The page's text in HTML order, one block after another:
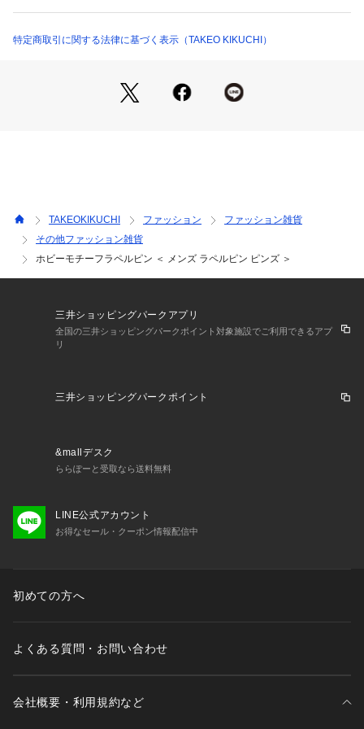
特定商取引に関する法律に基づく表示（TAKEO KIKUCHI）
TAKEOKIKUCHI ファッション
ファッション雑貨
その他ファッション雑貨
ホビーモチーフラペルピン ＜ メンズ ラペルピン ピンズ ＞
三井ショッピングパークアプリ
全国の三井ショッピングパークポイント対象施設でご利用できるアプ
リ
三井ショッピングパークポイント
&mallデスク
ららぽーと受取なら送料無料
LINE公式アカウント
お得なセール・クーポン情報配信中
初めての方へ
よくある質問・お問い合わせ
会社概要・利用規約など